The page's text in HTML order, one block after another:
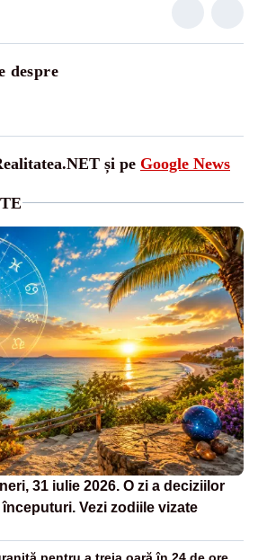
despre
și pe Google News
31 iulie 2026. O zi a deciziilor
Vezi zodiile vizate